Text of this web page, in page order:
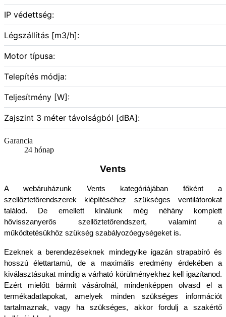
IP védettség:
Légszállítás [m3/h]:
Motor típusa:
Telepítés módja:
Teljesítmény [W]:
Zajszint 3 méter távolságból [dBA]:
Garancia
24 hónap
Vents
A webáruházunk Vents kategóriájában főként a
szellőztetőrendszerek kiépítéséhez szükséges ventilátorokat
találod. De emellett kínálunk még néhány komplett
hővisszanyerős szellőztetőrendszert, valamint a
működtetésükhöz szükség szabályozóegységeket is.
Ezeknek a berendezéseknek mindegyike igazán strapabíró és
hosszú élettartamú, de a maximális eredmény érdekében a
kiválasztásukat mindig a várható körülményekhez kell igazítanod.
Ezért mielőtt bármit vásárolnál, mindenképpen olvasd el a
termékadatlapokat, amelyek minden szükséges információt
tartalmaznak, vagy ha szükséges, akkor fordulj a szakértő